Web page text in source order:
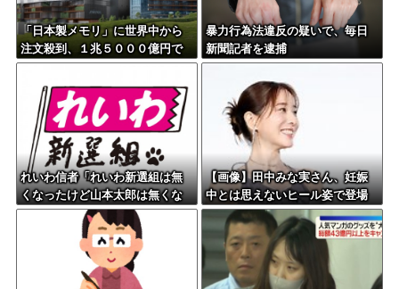
「日本製メモリ」に世界中から
注文殺到、１兆５０００億円で
工場増築へ
暴力行為法違反の疑いで、毎日
新聞記者を逮捕
れいわ信者「れいわ新選組は無
くなったけど山本太郎は無くな
らないからね。山本太郎Foreve
【画像】田中みな実さん、妊娠
中とは思えないヒール姿で登場
してしまう